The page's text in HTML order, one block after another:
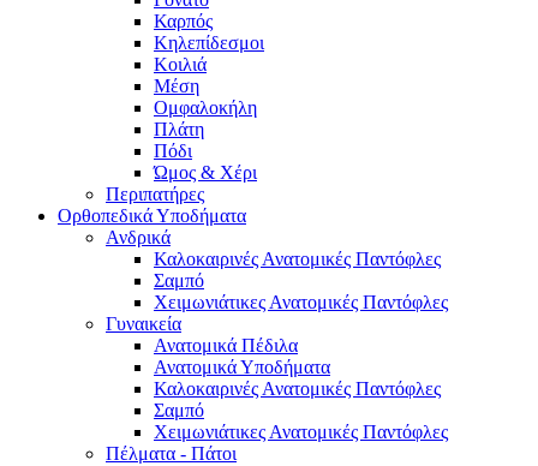
Καρπός
Κηλεπίδεσμοι
Κοιλιά
Μέση
Ομφαλοκήλη
Πλάτη
Πόδι
Ώμος & Χέρι
Περιπατήρες
Ορθοπεδικά Υποδήματα
Ανδρικά
Καλοκαιρινές Ανατομικές Παντόφλες
Σαμπό
Χειμωνιάτικες Ανατομικές Παντόφλες
Γυναικεία
Ανατομικά Πέδιλα
Ανατομικά Υποδήματα
Καλοκαιρινές Ανατομικές Παντόφλες
Σαμπό
Χειμωνιάτικες Ανατομικές Παντόφλες
Πέλματα - Πάτοι